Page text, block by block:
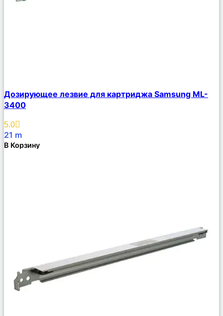
Описание
Избранное
Дозирующее лезвие для картриджа Samsung ML-
3400
5.0
21 m
В Корзину